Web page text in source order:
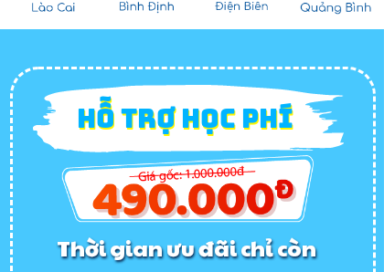
HỖ TRỢ HỌC PHÍ
Thời gian ưu đãi chỉ còn